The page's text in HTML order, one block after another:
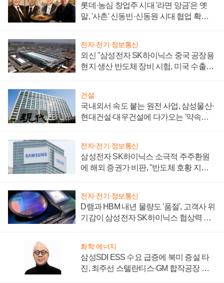
롯데·농심 창업주 시대 '라면 앙금'은 옛
말, '사촌' 신동빈·신동원 시대 협업 확대
전자·전기·정보통신
외신 "삼성전자 SK하이닉스 중국 공장용
현지 생산 반도체 장비 시험, 미국 수출통
건설
국내외서 속도 붙는 원전 사업, 삼성물산·
현대건설·대우건설에 다가오는 '약속의
전자·전기·정보통신
삼성전자 SK하이닉스 소극적 주주환원
에 해외 증권가 비판, "반도체 호황 지속
전자·전기·정보통신
D램과 HBM 내년 물량도 '품절', 고객사 위
기감이 삼성전자 SK하이닉스 협상력 더
화학·에너지
삼성SDI ESS 수요 급증에 북미 증설 타
진, 최주선 스텔란티스·GM 합작공장 건